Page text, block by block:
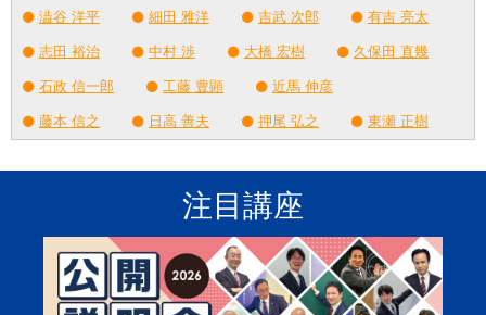
澁谷 洋平 細田 雅洋 吉武 次郎 有吉 亮太
志田 裕治 中村 渉 大橋 宏樹 久保田 直幾
石政 信一郎 工藤 豊顕 近馬 伸彦
藤本 信之 日高 善夫 押尾 弘之 東瀬 正樹
注目講座